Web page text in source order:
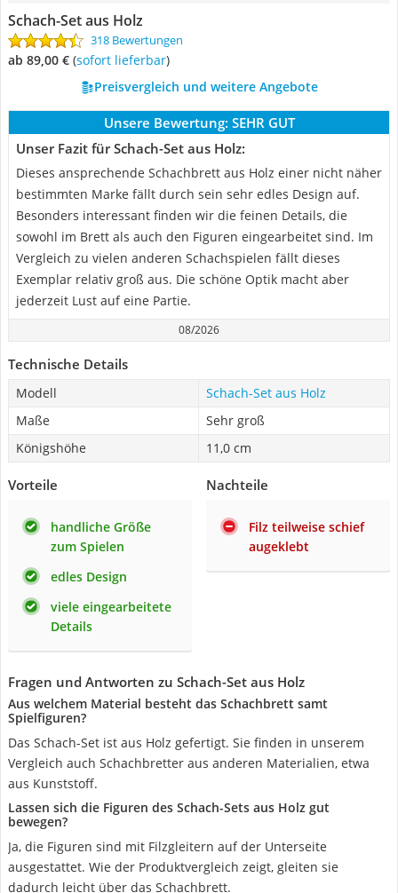
Schach-Set aus Holz
318 Bewertungen
ab 89,00 € ( Sofort lieferbar)
Preisvergleich und weitere Angebote
Unsere Bewertung: SEHR GUT
Unser Fazit für Schach-Set aus Holz:
Dieses ansprechende Schachbrett aus Holz einer nicht näher
bestimmten Marke fällt durch sein sehr edles Design auf.
Besonders interessant finden wir die feinen Details, die
sowohl im Brett als auch den Figuren eingearbeitet sind. Im
Vergleich zu vielen anderen Schachspielen fällt dieses
Exemplar relativ groß aus. Die schöne Optik macht aber
jederzeit Lust auf eine Partie.
08/2026
Technische Details
Modell
Schach-Set aus Holz
Maße
Sehr groß
Königshöhe
11,0 cm
Vorteile
handliche Größe
zum Spielen
edles Design
viele eingearbeitete
Details
Nachteile
Filz teilweise schief
augeklebt
Fragen und Antworten zu Schach-Set aus Holz
Aus welchem Material besteht das Schachbrett samt
Spielfiguren?
Das Schach-Set ist aus Holz gefertigt. Sie finden in unserem
Vergleich auch Schachbretter aus anderen Materialien, etwa
aus Kunststoff.
Lassen sich die Figuren des Schach-Sets aus Holz gut
bewegen?
Ja, die Figuren sind mit Filzgleitern auf der Unterseite
ausgestattet. Wie der Produktvergleich zeigt, gleiten sie
dadurch leicht über das Schachbrett.